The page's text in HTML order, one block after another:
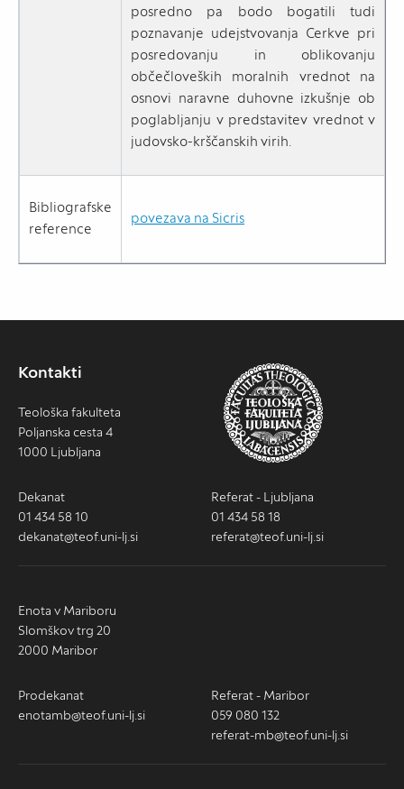
posredno pa bodo bogatili tudi
poznavanje udejstvovanja Cerkve pri
posredovanju in oblikovanju
občečloveških moralnih vrednot na
osnovi naravne duhovne izkušnje ob
poglabljanju v predstavitev vrednot v
judovsko-krščanskih virih.
Bibliografske
reference
povezava na Sicris
Kontakti
Teološka fakulteta
Poljanska cesta 4
1000 Ljubljana
Dekanat
01 434 58 10
dekanat@teof.uni-lj.si
Referat - Ljubljana
01 434 58 18
referat@teof.uni-lj.si
Enota v Mariboru
Slomškov trg 20
2000 Maribor
Prodekanat
enotamb@teof.uni-lj.si
Referat - Maribor
059 080 132
referat-mb@teof.uni-lj.si